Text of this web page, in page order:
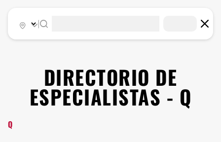
DIRECTORIO DE
ESPECIALISTAS - Q
Q